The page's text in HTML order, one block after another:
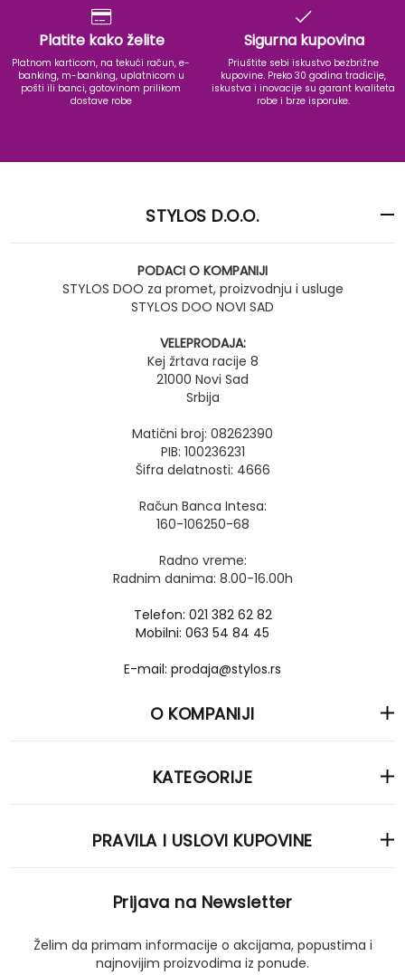
Platite kako želite
Platnom karticom, na tekući račun, e-
banking, m-banking, uplatnicom u
pošti ili banci, gotovinom prilikom
dostave robe
Sigurna kupovina
Priuštite sebi iskustvo bezbrižne
kupovine. Preko 30 godina tradicije,
iskustva i inovacije su garant kvaliteta
robe i brze isporuke.
STYLOS D.O.O.
PODACI O KOMPANIJI
STYLOS DOO za promet, proizvodnju i usluge
STYLOS DOO NOVI SAD
VELEPRODAJA:
Kej žrtava racije 8
21000 Novi Sad
Srbija
Matični broj: 08262390
PIB: 100236231
Šifra delatnosti: 4666
Račun Banca Intesa:
160-106250-68
Radno vreme:
Radnim danima: 8.00-16.00h
Telefon: 021 382 62 82
Mobilni: 063 54 84 45
E-mail: prodaja@stylos.rs
O KOMPANIJI
KATEGORIJE
PRAVILA I USLOVI KUPOVINE
Prijava na Newsletter
Želim da primam informacije o akcijama, popustima i
najnovijim proizvodima iz ponude.